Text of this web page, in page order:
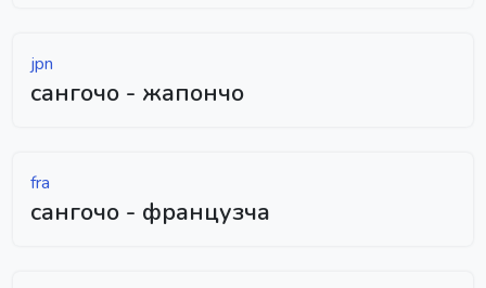
jpn
сангочо - жапончо
fra
сангочо - французча